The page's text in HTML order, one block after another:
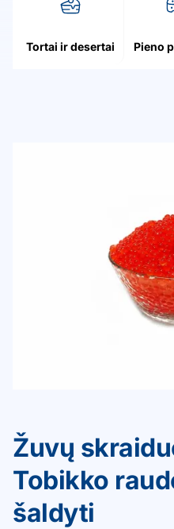
Tortai ir desertai Pieno
Žuvų
Tobikko
šaldyti